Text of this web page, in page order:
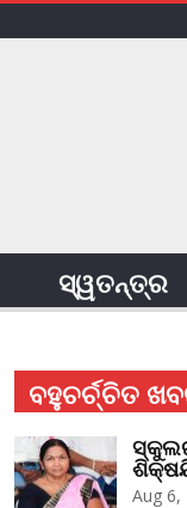
ସ୍ୱତନ୍ତ୍ର
ବହୁଚର୍ଚ୍ଚିତ
Aug 6,